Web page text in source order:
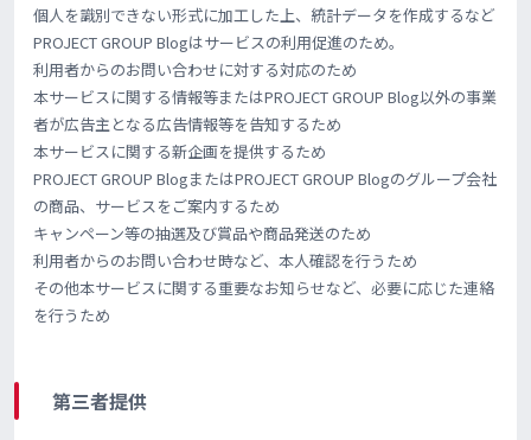
個人を識別できない形式に加工した上、統計データを作成するなど
PROJECT GROUP Blogはサービスの利用促進のため。
利用者からのお問い合わせに対する対応のため
本サービスに関する情報等またはPROJECT GROUP Blog以外の事業
者が広告主となる広告情報等を告知するため
本サービスに関する新企画を提供するため
PROJECT GROUP BlogまたはPROJECT GROUP Blogのグループ会社
の商品、サービスをご案内するため
キャンペーン等の抽選及び賞品や商品発送のため
利用者からのお問い合わせ時など、本人確認を行うため
その他本サービスに関する重要なお知らせなど、必要に応じた連絡
を行うため
第三者提供